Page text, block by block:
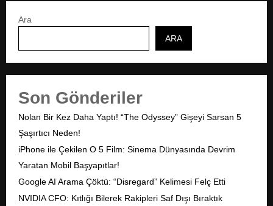
Ara
ARA
Son Gönderiler
Nolan Bir Kez Daha Yaptı! “The Odyssey” Gişeyi Sarsan 5
Şaşırtıcı Neden!
iPhone ile Çekilen O 5 Film: Sinema Dünyasında Devrim
Yaratan Mobil Başyapıtlar!
Google AI Arama Çöktü: “Disregard” Kelimesi Felç Etti
NVIDIA CFO: Kıtlığı Bilerek Rakipleri Saf Dışı Bıraktık